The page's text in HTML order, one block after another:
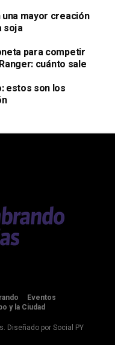
mayor creación
soja
para competir
cuánto sale
estos son los
Eventos
y la Ciudad
Diseñado por Social PY